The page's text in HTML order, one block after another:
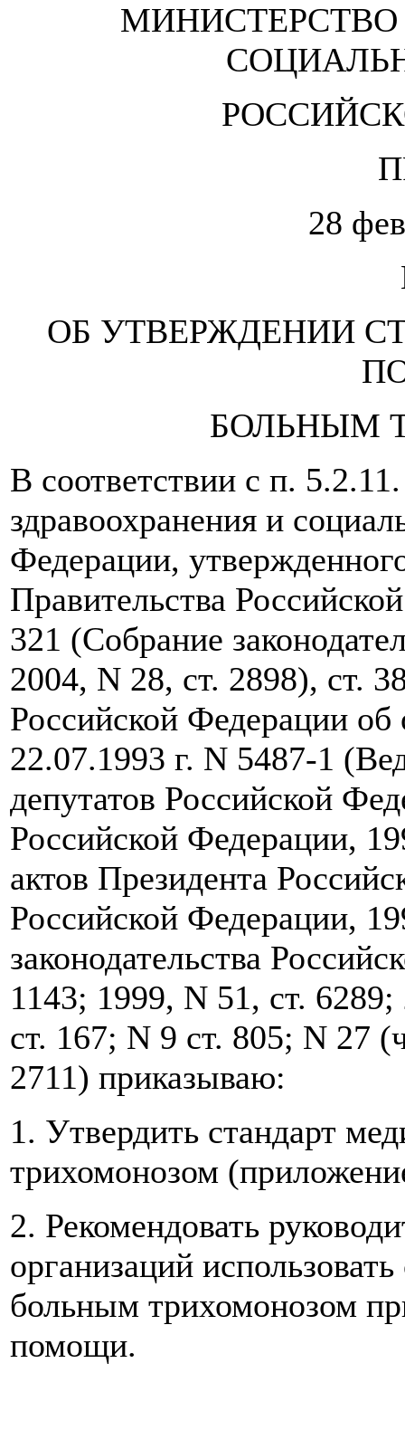
МИНИСТЕРСТВО
28
ОБ УТВЕРЖДЕНИИ
БОЛЬНЫМ
В соответствии с п.
здравоохранения и
Федерации,
Правительства
321 (Собрание
2004, N 28, ст. 2898), ст.
Российской Федерации об
22.07.1993 г. N 5487-1
депутатов Российской
Российской Федерации,
актов Президента
Российской Федерации,
законодательства
1143; 1999, N 51, ст.
ст. 167; N 9 ст. 805; N 27
2711) приказываю:
1. Утвердить стандарт
трихомонозом
2. Рекомендовать
организаций
больным трихомонозом
помощи.